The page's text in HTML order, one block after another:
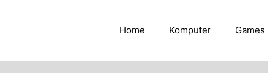
Home Komputer Games